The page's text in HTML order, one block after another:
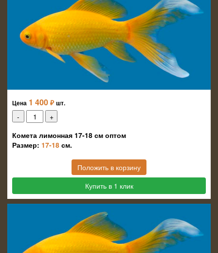
Цена 1 400 ₽ шт.
Комета лимонная 17-18 см оптом
Размер: 17-18 см.
Положить в корзину
Купить в 1 клик